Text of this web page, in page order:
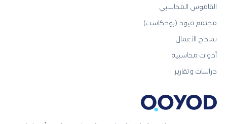
القاموس المحاسبي
مجتمع قيود (بودكاست)
نماذج الأعمال
أدوات محاسبية
دراسات وتقارير